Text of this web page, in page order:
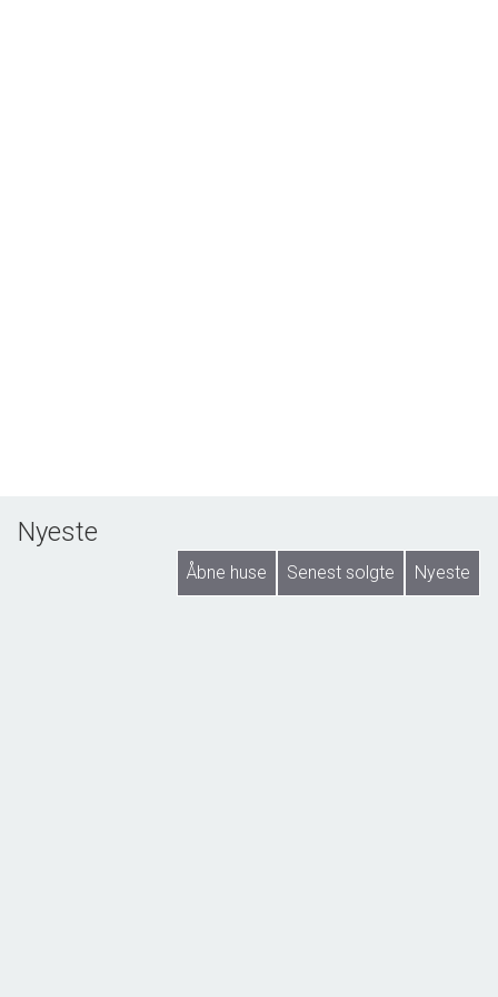
Nyeste
Åbne huse Senest solgte Nyeste